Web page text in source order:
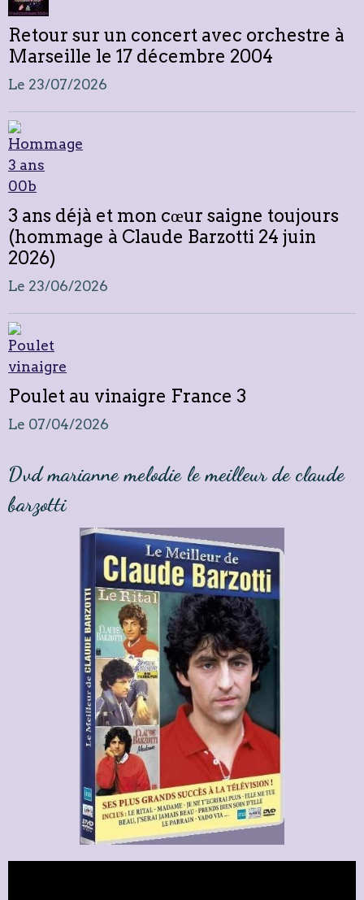
Retour sur un concert avec orchestre à
Marseille le 17 décembre 2004
Le 23/07/2026
3 ans déjà et mon cœur saigne toujours
(hommage à Claude Barzotti 24 juin
2026)
Le 23/06/2026
Poulet au vinaigre France 3
Le 07/04/2026
Dvd marianne melodie le meilleur de claude
barzotti